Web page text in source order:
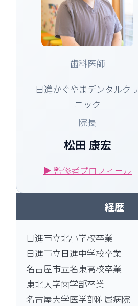
歯科医師
日進かぐやまデンタルクリ
ニック
院長
松田 康宏
▶ 監修者プロフィール
経歴
日進市立北小学校卒業
日進市立日進中学校卒業
名古屋市立名東高校卒業
東北大学歯学部卒業
名古屋大学医学部附属病院